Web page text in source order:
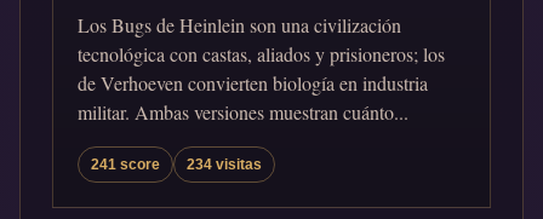
Los Bugs de Heinlein son una civilización
tecnológica con castas, aliados y prisioneros; los
de Verhoeven convierten biología en industria
militar. Ambas versiones muestran cuánto...
241 score 234 visitas